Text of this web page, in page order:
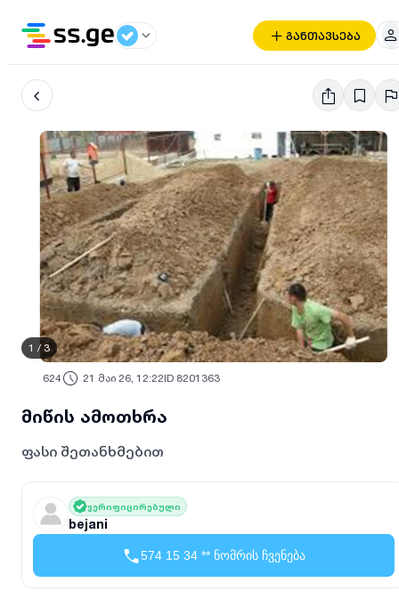
განთავსება
1 / 3
624 21 მაი 26, 12:22ID 8201363
მიწის ამოთხრა
ფასი შეთანხმებით
ვერიფიცირებული
bejani
574 15 34 ** ნომრის ჩვენება